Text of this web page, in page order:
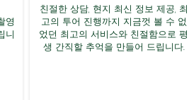
영
니
친절한 상담, 현지 최신 정보 제공, 최
고의 투어 진행까지 지금껏 볼 수 없
었던 최고의 서비스와 친절함으로 평
생 간직할 추억을 만들어 드립니다.